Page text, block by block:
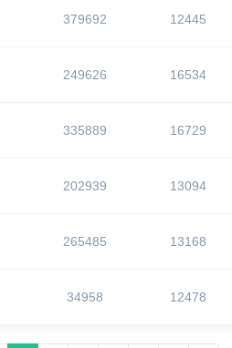
379692 12445
249626 16534
335889 16729
202939 13094
265485 13168
34958 12478